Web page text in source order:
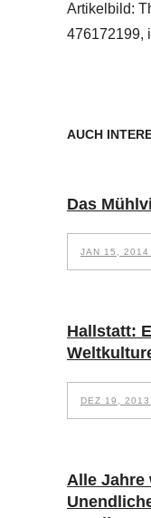
Artikelbild:
476172199,
AUCH
Das
JAN 15, 2014
Hallstatt:
DEZ 19, 2013
Alle Jahre